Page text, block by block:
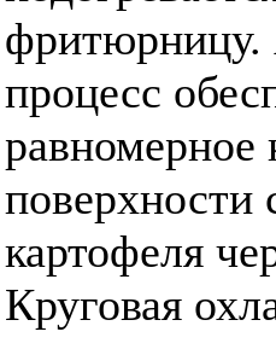
фритюрницу.
процесс
равномерное
поверхности
картофеля
Круговая